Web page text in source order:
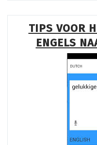
TIPS VOOR
ENGELS